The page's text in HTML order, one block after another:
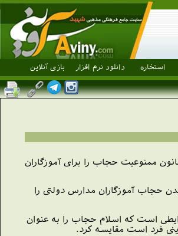
استخاره دانلود نرم افزار بازی آنلاین
ممنوعیت حجاب را برای آموزگاران
حجاب آموزگاران مدارس دولتی را
این در شرایطی است که اسلام حجاب را به عنوان
فرد است مقایسه کرد.